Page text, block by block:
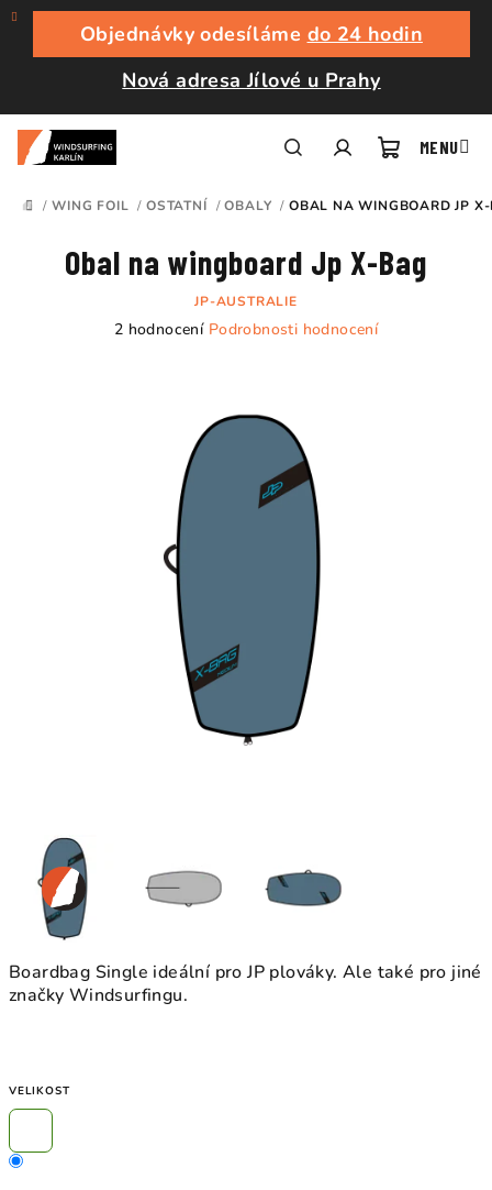
Přejít
obsah
Objednávky odesíláme do 24 hodin
Nová adresa Jílové u Prahy
košík
DOMŮ
/ WING FOIL / OSTATNÍ / OBALY / OBAL NA WINGBOARD JP
Boardbag Single ideální pro JP plováky. Ale také pro jiné
značky Windsurfingu.
VELIKOST
Obal na wingboard Jp X-Bag
JP-AUSTRALIE
Průměrné
hvězdiček.
2 hodnocení Podrobnosti hodnocení